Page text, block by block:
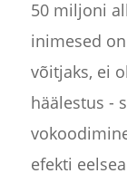
50 miljoni
inimesed
võitjaks, ei
häälestus -
efekti